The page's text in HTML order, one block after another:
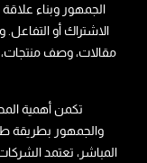
الجمهور وبناء
الاشتراك أو
مقالات، وصف منتجات،
تكمن أهمية
والجمهور بطريقة
المباشر، تعتمد